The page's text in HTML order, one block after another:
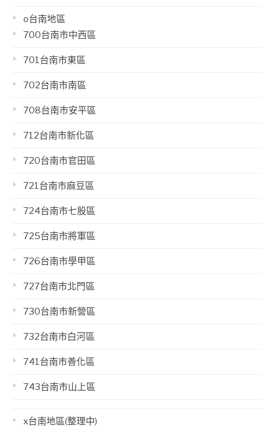
o台南地區
700台南市中西區
701台南市東區
702台南市南區
708台南市安平區
712台南市新化區
720台南市官田區
721台南市麻豆區
724台南市七股區
725台南市將軍區
726台南市學甲區
727台南市北門區
730台南市新營區
732台南市白河區
741台南市善化區
743台南市山上區
x台南地區(整理中)